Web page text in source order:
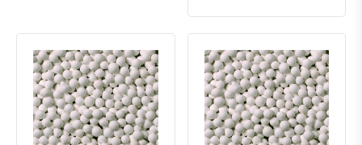
Быстрый просмотрДобавить к сравнению
Добавить в избранное Быстрый просмотрДобавить к сравнению
Добавить в избранное